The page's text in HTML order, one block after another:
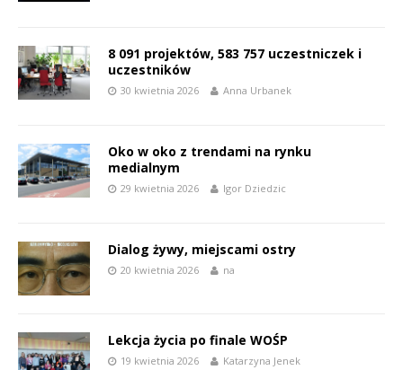
8 091 projektów, 583 757 uczestniczek i
uczestników
30 kwietnia 2026 Anna Urbanek
Oko w oko z trendami na rynku
medialnym
29 kwietnia 2026 Igor Dziedzic
Dialog żywy, miejscami ostry
20 kwietnia 2026 na
Lekcja życia po finale WOŚP
19 kwietnia 2026 Katarzyna Jenek